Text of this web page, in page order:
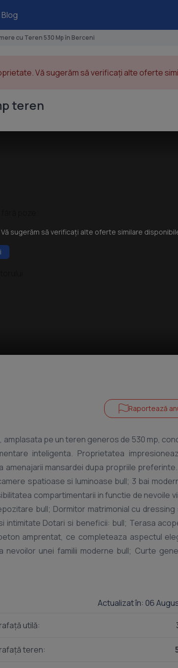
Blog
cu Teren 530 Mp în Berceni
Vă sugerăm să verificați alte oferte
teren
sugerăm să verificați alte oferte similare
Raportează
amplasata pe un teren generos de 530 mp,
inteligenta. Proprietatea
mansardei dupa propriile
spatioase si luminoase bull; 3 bai
compartimentarii in functie de nevoile
bull; Dormitor matrimonial cu dressing
Dotari si beneficii: bull; Terasa
amprentat, ce completeaza aspectul
unei familii moderne bull; Curte
cu zona privata de dressing si baie bull;
Aceasta proprietate reprezinta
si cu posibilitati multiple de amenajare,
Mai 251 Numar Bai: 3 Posibilitate parcare: Da
Actualizat în: 06
utilă:
teren: